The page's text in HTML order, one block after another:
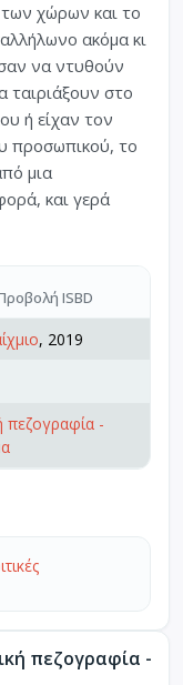
χώρων και το
ακόμα κι
να ντυθούν
ταιριάξουν στο
ή είχαν τον
προσωπικού, το
μια
και γερά
ISBD
, 2019
πεζογραφία -
πεζογραφία -